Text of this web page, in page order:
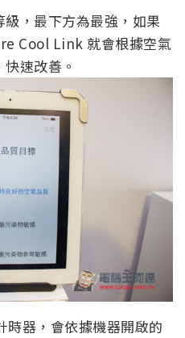
，最下方為最強，如果
Cool Link 就會根據空氣
速改善。
器，會依據機器開啟的